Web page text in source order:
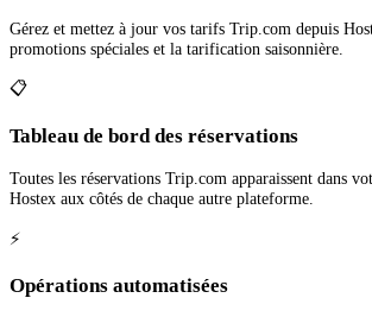
Gérez et mettez à jour vos tarifs Trip.com depuis
promotions spéciales et la tarification saisonnière.
📋
Tableau de bord des réservations
Toutes les réservations Trip.com apparaissent dans
Hostex aux côtés de chaque autre plateforme.
⚡
Opérations automatisées